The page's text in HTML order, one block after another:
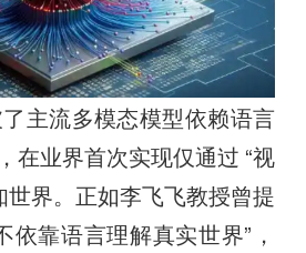
主流多模态模型依赖语言
在业界首次实现仅通过 “视
世界。正如李飞飞教授曾提
依靠语言理解真实世界”，